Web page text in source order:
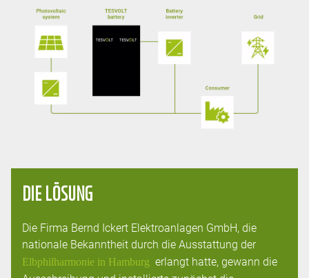
DIE LÖSUNG
Die Firma Bernd Ickert Elektroanlagen GmbH, die
nationale Bekanntheit durch die Ausstattung der
Elbphilharmonie in Hamburg erlangt hatte, gewann die